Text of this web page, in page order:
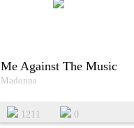
Me Against The Music
Madonna
1211 0